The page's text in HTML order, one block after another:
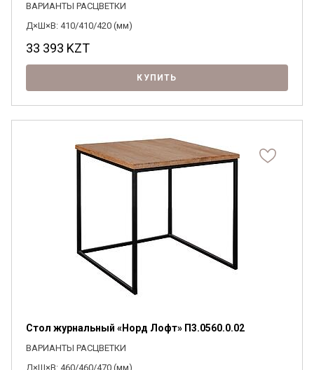
ВАРИАНТЫ РАСЦВЕТКИ
Д×Ш×В: 410/410/420 (мм)
33 393 KZT
КУПИТЬ
Стол журнальный «Норд Лофт» П3.0560.0.02
ВАРИАНТЫ РАСЦВЕТКИ
Д×Ш×В: 460/460/470 (мм)